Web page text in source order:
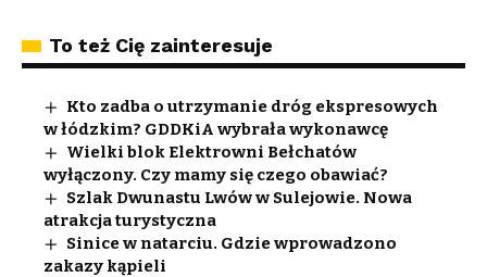
To też Cię zainteresuje
Kto zadba o utrzymanie dróg ekspresowych
w łódzkim? GDDKiA wybrała wykonawcę
Wielki blok Elektrowni Bełchatów
wyłączony. Czy mamy się czego obawiać?
Szlak Dwunastu Lwów w Sulejowie. Nowa
atrakcja turystyczna
Sinice w natarciu. Gdzie wprowadzono
zakazy kąpieli